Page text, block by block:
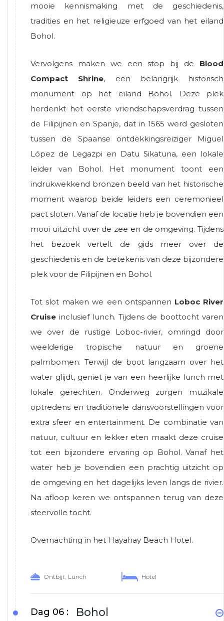
mooie kennismaking met de geschiedenis,
tradities en het religieuze erfgoed van het eiland
Bohol.
Vervolgens maken we een stop bij de Blood
Compact Shrine, een belangrijk historisch
monument op het eiland Bohol. Deze plek
herdenkt het eerste vriendschapsverdrag tussen
de Filipijnen en Spanje, dat in 1565 werd gesloten
tussen de Spaanse ontdekkingsreiziger Miguel
López de Legazpi en Datu Sikatuna, een lokale
leider van Bohol. Het monument toont een
indrukwekkend bronzen beeld van het historische
moment waarop beide leiders een ceremonieel
pact sloten. Vanaf de locatie heb je bovendien een
mooi uitzicht over de zee en de omgeving. Tijdens
het bezoek vertelt de gids meer over de
geschiedenis en de betekenis van deze bijzondere
plek voor de Filipijnen en Bohol.
Tot slot maken we een ontspannen Loboc River
Cruise inclusief lunch. Tijdens de boottocht varen
we over de rustige Loboc-rivier, omringd door
weelderige tropische natuur en groene
palmbomen. Terwijl de boot langzaam over het
water glijdt, geniet je van een heerlijke lunch met
lokale gerechten. Onderweg zorgen muzikale
optredens en traditionele dansvoorstellingen voor
extra sfeer en entertainment. De combinatie van
natuur, cultuur en lekker eten maakt deze cruise
tot een bijzondere ervaring op Bohol. Vanaf het
water heb je bovendien een prachtig uitzicht op
de omgeving en het dagelijks leven langs de rivier.
Na afloop keren we ontspannen terug van deze
sfeervolle tocht.
Overnachting in het Hayahay Beach Hotel.
Ontbijt, Lunch Hotel
Dag 06 : Bohol